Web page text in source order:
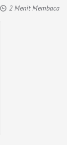
2 Menit Membaca